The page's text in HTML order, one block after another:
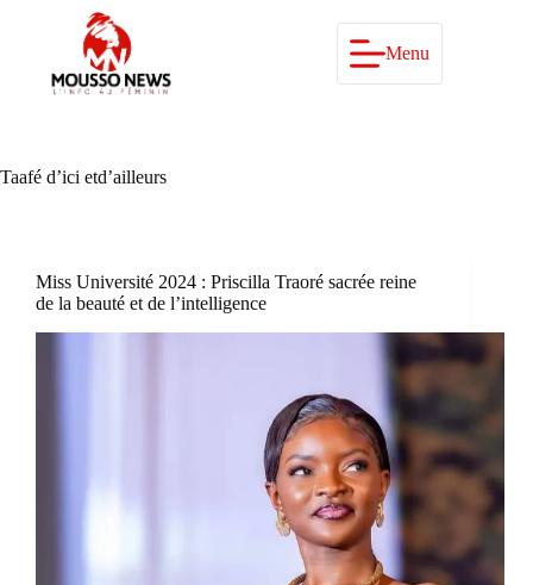
Menu
Taafé d’ici etd’ailleurs
Miss Université 2024 : Priscilla Traoré sacrée reine
de la beauté et de l’intelligence